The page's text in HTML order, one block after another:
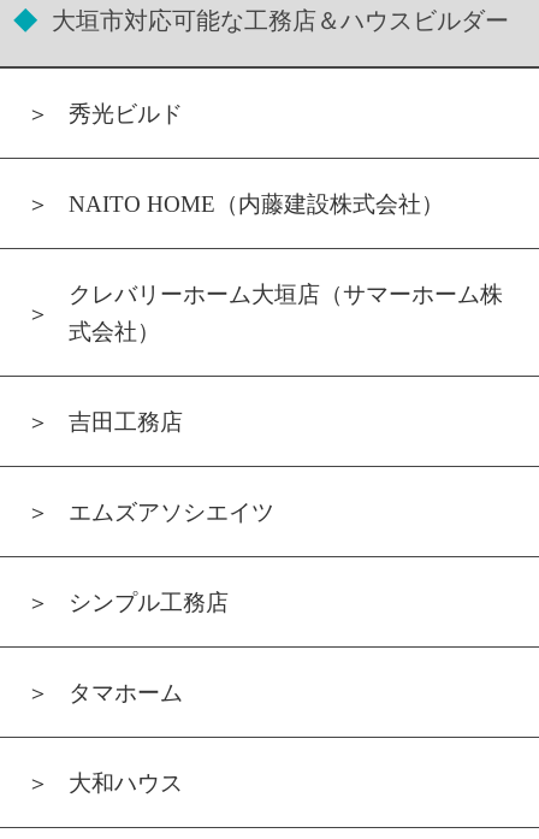
大垣市対応可能な工務店＆ハウスビルダー
秀光ビルド
NAITO HOME（内藤建設株式会社）
クレバリーホーム大垣店（サマーホーム株
式会社）
吉田工務店
エムズアソシエイツ
シンプル工務店
タマホーム
大和ハウス